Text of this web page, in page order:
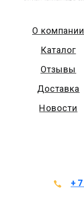
О компании
Каталог
Отзывы
Доставка
Новости
+